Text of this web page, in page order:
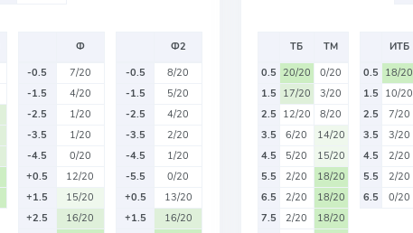
Ф
-0.5
7/20
-1.5
4/20
-2.5
1/20
-3.5
1/20
-4.5
0/20
+0.5
12/20
+1.5
15/20
+2.5
16/20
Ф2
-0.5
8/20
-1.5
5/20
-2.5
4/20
-3.5
2/20
-4.5
1/20
-5.5
0/20
+0.5
13/20
+1.5
16/20
ТБ
ТМ
0.5 20/20
0/20
1.5 17/20
3/20
2.5 12/20
8/20
3.5
6/20
14/20
4.5
5/20
15/20
5.5
2/20
18/20
6.5
2/20
18/20
7.5
2/20
18/20
ИТБ
0.5 18/20
1.5 10/20
2.5
7/20
3.5
3/20
4.5
2/20
5.5
2/20
6.5
0/20